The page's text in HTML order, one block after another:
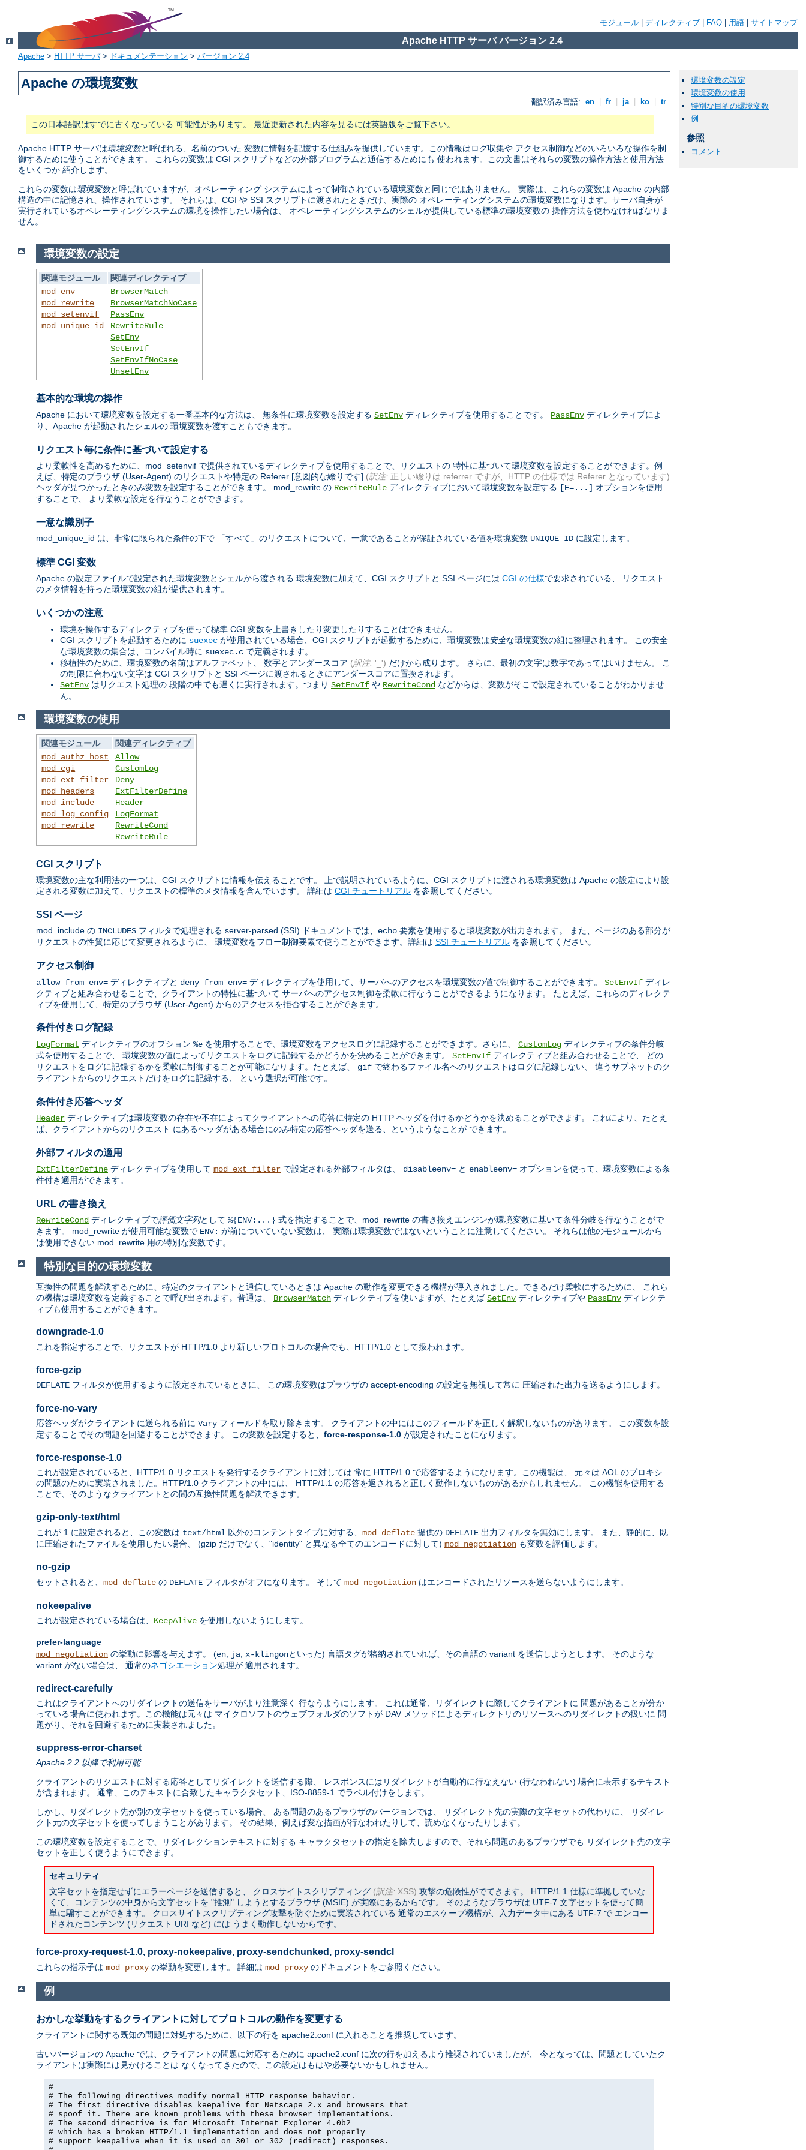
モジュール ディレクティブ FAQ 用語 サイトマップ
Apache HTTP サーバ バージョン 2.4
Apache > HTTP サーバ> ドキュメンテーション > バージョン 2.4
Apache の環境変数
翻訳済み言語: en fr ja ko tr
この日本語訳はすでに古くなっている 可能性があります。 最近更新された内容を見るには英語版をご覧下さい。
Apache HTTP サーバは環境変数と呼ばれる、名前のついた 変数に情報を記憶する仕組みを提供しています。この情報はログ収集や アクセス制御などのいろいろな操作を制
御するために使うことができます。 これらの変数は CGI スクリプトなどの外部プログラムと通信するためにも 使われます。この文書はそれらの変数の操作方法と使用方法
をいくつか 紹介します。
これらの変数は環境変数と呼ばれていますが、オペレーティング システムによって制御されている環境変数と同じではありません。 実際は、これらの変数は Apache の内部
構造の中に記憶され、操作されています。 それらは、CGI や SSI スクリプトに渡されたときだけ、実際の オペレーティングシステムの環境変数になります。サーバ自身が
実行されているオペレーティングシステムの環境を操作したい場合は、 オペレーティングシステムのシェルが提供している標準の環境変数の 操作方法を使わなければなりま
せん。
環境変数の設定
環境変数の使用
特別な目的の環境変数
例
参照
コメント
環境変数の設定
関連モジュール
関連ディレクティブ
mod_env
mod_rewrite
mod_setenvif
mod_unique_id
BrowserMatch
BrowserMatchNoCase
PassEnv
RewriteRule
SetEnv
SetEnvIf
SetEnvIfNoCase
UnsetEnv
基本的な環境の操作
Apache において環境変数を設定する一番基本的な方法は、 無条件に環境変数を設定する SetEnv ディレクティブを使用することです。 PassEnv ディレクティブによ
り、Apache が起動されたシェルの 環境変数を渡すこともできます。
リクエスト毎に条件に基づいて設定する
より柔軟性を高めるために、mod_setenvif で提供されているディレクティブを使用することで、リクエストの 特性に基づいて環境変数を設定することができます。例
えば、特定のブラウザ (User-Agent) のリクエストや特定の Referer [意図的な綴りです] (訳注: 正しい綴りは referrer ですが、HTTP の仕様では Referer となっています)
ヘッダが見つかったときのみ変数を設定することができます。 mod_rewrite の RewriteRule ディレクティブにおいて環境変数を設定する [E=...] オプションを使用
することで、 より柔軟な設定を行なうことができます。
一意な識別子
mod_unique_id は、非常に限られた条件の下で 「すべて」のリクエストについて、一意であることが保証されている値を環境変数 UNIQUE_ID に設定します。
標準 CGI 変数
Apache の設定ファイルで設定された環境変数とシェルから渡される 環境変数に加えて、CGI スクリプトと SSI ページには CGI の仕様で要求されている、 リクエスト
のメタ情報を持った環境変数の組が提供されます。
いくつかの注意
環境を操作するディレクティブを使って標準 CGI 変数を上書きしたり変更したりすることはできません。
CGI スクリプトを起動するために suexec が使用されている場合、CGI スクリプトが起動するために、環境変数は安全な環境変数の組に整理されます。 この安全
な環境変数の集合は、コンパイル時に suexec.c で定義されます。
移植性のために、環境変数の名前はアルファベット、 数字とアンダースコア (訳注: '_') だけから成ります。 さらに、最初の文字は数字であってはいけません。 こ
の制限に合わない文字は CGI スクリプトと SSI ページに渡されるときにアンダースコアに置換されます。
SetEnv はリクエスト処理の 段階の中でも遅くに実行されます。つまり SetEnvIf や RewriteCond などからは、変数がそこで設定されていることがわかりませ
ん。
環境変数の使用
関連モジュール
関連ディレクティブ
mod_authz_host
mod_cgi
mod_ext_filter
mod_headers
mod_include
mod_log_config
mod_rewrite
Allow
CustomLog
Deny
ExtFilterDefine
Header
LogFormat
RewriteCond
RewriteRule
CGI スクリプト
環境変数の主な利用法の一つは、CGI スクリプトに情報を伝えることです。 上で説明されているように、CGI スクリプトに渡される環境変数は Apache の設定により設
定される変数に加えて、リクエストの標準のメタ情報を含んでいます。 詳細は CGI チュートリアル を参照してください。
SSI ページ
mod_include の INCLUDES フィルタで処理される server-parsed (SSI) ドキュメントでは、 echo 要素を使用すると環境変数が出力されます。 また、ページのある部分が
リクエストの性質に応じて変更されるように、 環境変数をフロー制御要素で使うことができます。詳細は SSI チュートリアル を参照してください。
アクセス制御
allow from env= ディレクティブと deny from env= ディレクティブを使用して、サーバへのアクセスを環境変数の値で制御することができます。 SetEnvIf ディレ
クティブと組み合わせることで、クライアントの特性に基づいて サーバへのアクセス制御を柔軟に行なうことができるようになります。 たとえば、これらのディレクテ
ィブを使用して、特定のブラウザ (User-Agent) からのアクセスを拒否することができます。
条件付きログ記録
LogFormat ディレクティブのオプション %e を使用することで、環境変数をアクセスログに記録することができます。さらに、 CustomLog ディレクティブの条件分岐
式を使用することで、 環境変数の値によってリクエストをログに記録するかどうかを決めることができます。 SetEnvIf ディレクティブと組み合わせることで、 どの
リクエストをログに記録するかを柔軟に制御することが可能になります。たとえば、 gif で終わるファイル名へのリクエストはログに記録しない、 違うサブネットのク
ライアントからのリクエストだけをログに記録する、 という選択が可能です。
条件付き応答ヘッダ
Header ディレクティブは環境変数の存在や不在によってクライアントへの応答に特定の HTTP ヘッダを付けるかどうかを決めることができます。 これにより、たとえ
ば、クライアントからのリクエスト にあるヘッダがある場合にのみ特定の応答ヘッダを送る、というようなことが できます。
外部フィルタの適用
ExtFilterDefine ディレクティブを使用して mod_ext_filter で設定される外部フィルタは、 disableenv= と enableenv= オプションを使って、環境変数による条
件付き適用ができます。
URL の書き換え
RewriteCond ディレクティブで評価文字列として %{ENV:...} 式を指定することで、mod_rewrite の書き換えエンジンが環境変数に基いて条件分岐を行なうことがで
きます。 mod_rewrite が使用可能な変数で ENV: が前についていない変数は、 実際は環境変数ではないということに注意してください。 それらは他のモジュールから
は使用できない mod_rewrite 用の特別な変数です。
特別な目的の環境変数
互換性の問題を解決するために、特定のクライアントと通信しているときは Apache の動作を変更できる機構が導入されました。できるだけ柔軟にするために、 これら
の機構は環境変数を定義することで呼び出されます。普通は、 BrowserMatch ディレクティブを使いますが、たとえばSetEnv ディレクティブや PassEnv ディレクテ
ィブも使用することができます。
downgrade-1.0
これを指定することで、リクエストが HTTP/1.0 より新しいプロトコルの場合でも、HTTP/1.0 として扱われます。
force-gzip
DEFLATE フィルタが使用するように設定されているときに、 この環境変数はブラウザの accept-encoding の設定を無視して常に 圧縮された出力を送るようにします。
force-no-vary
応答ヘッダがクライアントに送られる前に Vary フィールドを取り除きます。 クライアントの中にはこのフィールドを正しく解釈しないものがあります。 この変数を設
定することでその問題を回避することができます。 この変数を設定すると、 force-response-1.0 が設定されたことになります。
force-response-1.0
これが設定されていると、HTTP/1.0 リクエストを発行するクライアントに対しては 常に HTTP/1.0 で応答するようになります。この機能は、 元々は AOL のプロキシ
の問題のために実装されました。HTTP/1.0 クライアントの中には、 HTTP/1.1 の応答を返されると正しく動作しないものがあるかもしれません。 この機能を使用する
ことで、そのようなクライアントとの間の互換性問題を解決できます。
gzip-only-text/html
これが 1 に設定されると、この変数は text/html 以外のコンテントタイプに対する、 mod_deflate 提供の DEFLATE 出力フィルタを無効にします。 また、静的に、既
に圧縮されたファイルを使用したい場合、 (gzip だけでなく、"identity" と異なる全てのエンコードに対して) mod_negotiation も変数を評価します。
no-gzip
セットされると、 mod_deflate の DEFLATE フィルタがオフになります。 そして mod_negotiation はエンコードされたリソースを送らないようにします。
nokeepalive
これが設定されている場合は、 KeepAlive を使用しないようにします。
prefer-language
mod_negotiation の挙動に影響を与えます。 (en ja x-klingonといった) 言語タグが格納されていれば、その言語の variant を送信しようとします。 そのような
variant がない場合は、 通常のネゴシエーション処理が 適用されます。
redirect-carefully
これはクライアントへのリダイレクトの送信をサーバがより注意深く 行なうようにします。 これは通常、リダイレクトに際してクライアントに 問題があることが分か
っている場合に使われます。この機能は元々は マイクロソフトのウェブフォルダのソフトが DAV メソッドによるディレクトリのリソースへのリダイレクトの扱いに 問
題がり、それを回避するために実装されました。
suppress-error-charset
Apache 2.2 以降で利用可能
クライアントのリクエストに対する応答としてリダイレクトを送信する際、 レスポンスにはリダイレクトが自動的に行なえない (行なわれない) 場合に表示するテキスト
が含まれます。 通常、このテキストに合致したキャラクタセット、ISO-8859-1 でラベル付けをします。
しかし、リダイレクト先が別の文字セットを使っている場合、 ある問題のあるブラウザのバージョンでは、 リダイレクト先の実際の文字セットの代わりに、 リダイレ
クト元の文字セットを使ってしまうことがあります。 その結果、例えば変な描画が行なわれたりして、読めなくなったりします。
この環境変数を設定することで、リダイレクションテキストに対する キャラクタセットの指定を除去しますので、それら問題のあるブラウザでも リダイレクト先の文字
セットを正しく使うようにできます。
セキュリティ
文字セットを指定せずにエラーページを送信すると、 クロスサイトスクリプティング (訳注: XSS) 攻撃の危険性がでてきます。 HTTP/1.1 仕様に準拠していな
くて、コンテンツの中身から文字セットを "推測" しようとするブラウザ (MSIE) が実際にあるからです。 そのようなブラウザは UTF-7 文字セットを使って簡
単に騙すことができます。 クロスサイトスクリプティング攻撃を防ぐために実装されている 通常のエスケープ機構が、入力データ中にある UTF-7 で エンコー
ドされたコンテンツ (リクエスト URI など) には うまく動作しないからです。
force-proxy-request-1.0, proxy-nokeepalive, proxy-sendchunked, proxy-sendcl
これらの指示子は mod_proxy の挙動を変更します。 詳細は mod_proxy のドキュメントをご参照ください。
例
おかしな挙動をするクライアントに対してプロトコルの動作を変更する
クライアントに関する既知の問題に対処するために、以下の行を apache2.conf に入れることを推奨しています。
古いバージョンの Apache では、クライアントの問題に対応するために apache2.conf に次の行を加えるよう推奨されていましたが、 今となっては、問題としていたク
ライアントは実際には見かけることは なくなってきたので、この設定はもはや必要ないかもしれません。
#
# The following directives modify normal HTTP response behavior.
# The first directive disables keepalive for Netscape 2.x and browsers that
# spoof it. There are known problems with these browser implementations.
# The second directive is for Microsoft Internet Explorer 4.0b2
# which has a broken HTTP/1.1 implementation and does not properly
# support keepalive when it is used on 301 or 302 (redirect) responses.